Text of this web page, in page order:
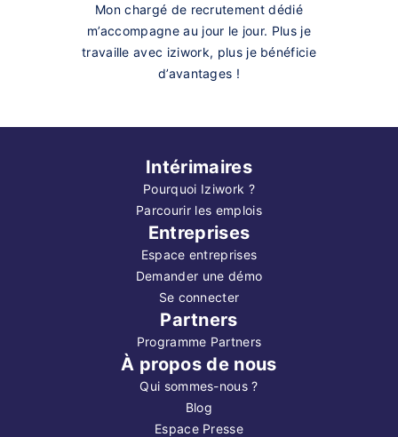
Mon chargé de recrutement dédié
m’accompagne au jour le jour. Plus je
travaille avec iziwork, plus je bénéficie
d’avantages !
Intérimaires
Pourquoi Iziwork ?
Parcourir les emplois
Entreprises
Espace entreprises
Demander une démo
Se connecter
Partners
Programme Partners
À propos de nous
Qui sommes-nous ?
Blog
Espace Presse